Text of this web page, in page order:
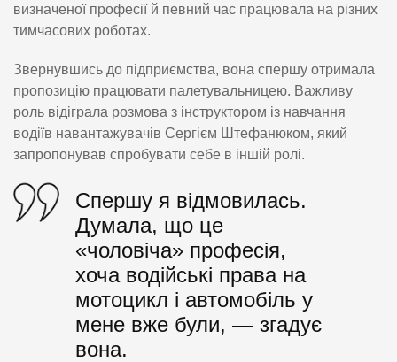
визначеної професії й певний час працювала на різних
тимчасових роботах.
Звернувшись до підприємства, вона спершу отримала
пропозицію працювати палетувальницею. Важливу
роль відіграла розмова з інструктором із навчання
водіїв навантажувачів Сергієм Штефанюком, який
запропонував спробувати себе в іншій ролі.
Спершу я відмовилась.
Думала, що це
«чоловіча» професія,
хоча водійські права на
мотоцикл і автомобіль у
мене вже були, — згадує
вона.